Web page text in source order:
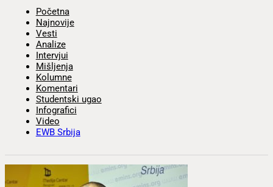
Početna
Najnovije
Vesti
Analize
Intervjui
Mišljenja
Kolumne
Komentari
Studentski ugao
Infografici
Video
EWB Srbija